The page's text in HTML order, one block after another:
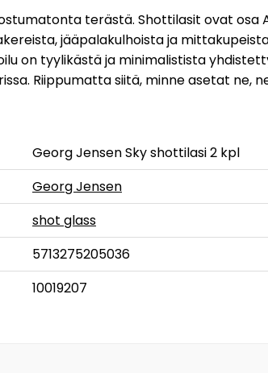
terästä. Shottilasit ovat
jääpalakulhoista ja
on tyylikästä ja minimalistista
Riippumatta siitä, minne asetat ne,
Georg Jensen Sky shottilasi 2 kpl
Georg Jensen
shot glass
5713275205036
10019207